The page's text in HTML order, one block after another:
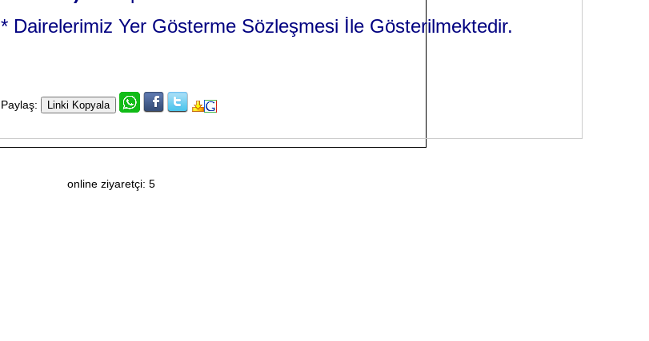
* Dairelerimiz Yer Gösterme Sözleşmesi İle Gösterilmektedir.
Paylaş:
online ziyaretçi: 5